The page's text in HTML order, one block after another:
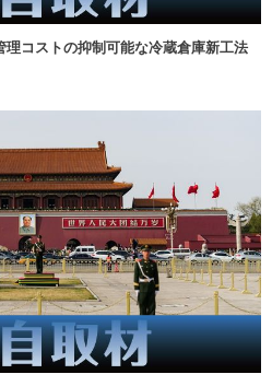
理コストの抑制可能な冷蔵倉庫新工法